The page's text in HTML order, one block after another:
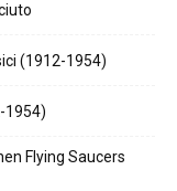
(1912-1954)
1954)
Flying Saucers